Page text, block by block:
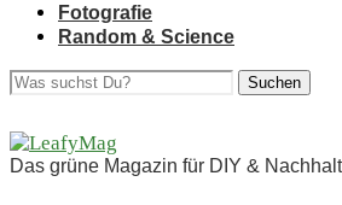
Fotografie
Random & Science
Suchen
Das grüne Magazin für DIY &